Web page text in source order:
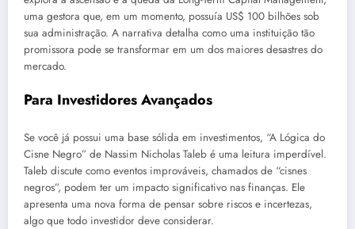
uma gestora que, em um momento, possuía US$ 100 bilhões sob
sua administração. A narrativa detalha como uma instituição tão
promissora pode se transformar em um dos maiores desastres do
mercado.
Para Investidores Avançados
Se você já possui uma base sólida em investimentos, “A Lógica do
Cisne Negro” de Nassim Nicholas Taleb é uma leitura imperdível.
Taleb discute como eventos improváveis, chamados de “cisnes
negros”, podem ter um impacto significativo nas finanças. Ele
apresenta uma nova forma de pensar sobre riscos e incertezas,
algo que todo investidor deve considerar.